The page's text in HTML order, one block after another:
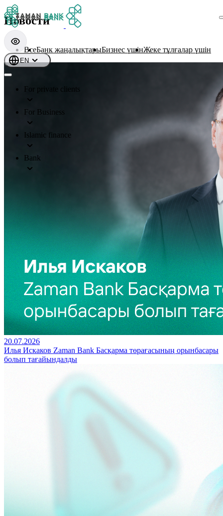
EN
For private clients
For Business
Islamic finance
Bank
Новости
ВсеБанк жаңалықтарыБизнес үшінЖеке тұлғалар үшін
20.07.2026
Илья Искаков Zaman Bank Басқарма төрағасының орынбасары
болып тағайындалды